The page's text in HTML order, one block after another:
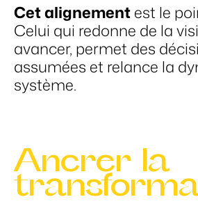
Cet alignementest le
Celui qui redonne de la
avancer, permet des
assumées et relance la
système.
Ancrer la